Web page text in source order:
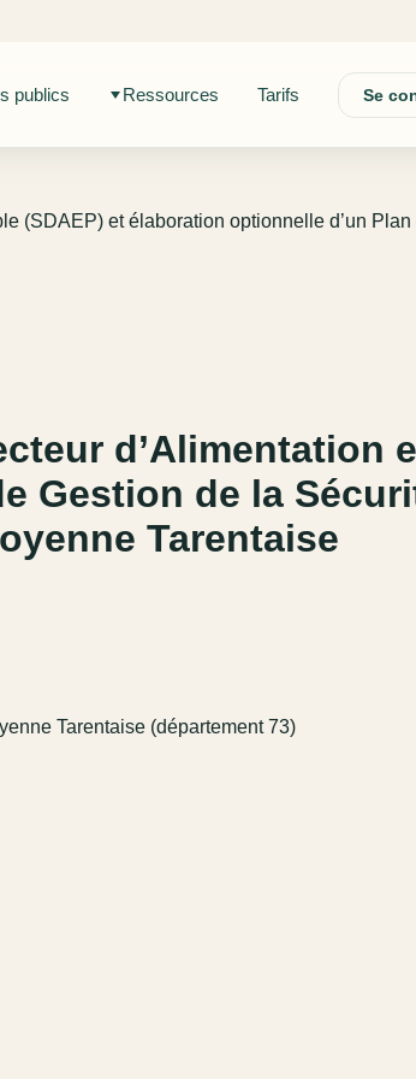
publics Ressources Tarifs Se
(SDAEP) et élaboration optionnelle d’un
d’Alimentation
Gestion de la
Tarentaise
Tarentaise (département 73)